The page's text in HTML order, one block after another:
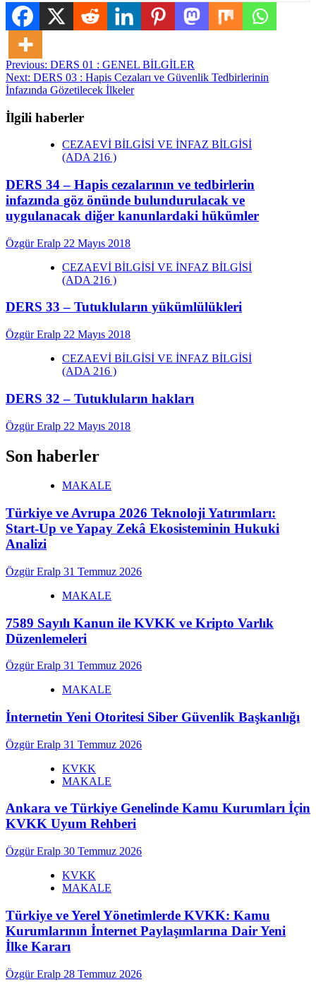
Post
navigation
Previous: DERS 01 : GENEL BİLGİLER
Next: DERS 03 : Hapis Cezaları ve Güvenlik Tedbirlerinin
İnfazında Gözetilecek İlkeler
İlgili haberler
CEZAEVİ BİLGİSİ VE İNFAZ BİLGİSİ
(ADA 216 )
DERS 34 – Hapis cezalarının ve tedbirlerin
infazında göz önünde bulundurulacak ve
uygulanacak diğer kanunlardaki hükümler
Özgür Eralp 22 Mayıs 2018
CEZAEVİ BİLGİSİ VE İNFAZ BİLGİSİ
(ADA 216 )
DERS 33 – Tutukluların yükümlülükleri
Özgür Eralp 22 Mayıs 2018
CEZAEVİ BİLGİSİ VE İNFAZ BİLGİSİ
(ADA 216 )
DERS 32 – Tutukluların hakları
Özgür Eralp 22 Mayıs 2018
Son haberler
MAKALE
Türkiye ve Avrupa 2026 Teknoloji Yatırımları:
Start-Up ve Yapay Zekâ Ekosisteminin Hukuki
Analizi
Özgür Eralp 31 Temmuz 2026
MAKALE
7589 Sayılı Kanun ile KVKK ve Kripto Varlık
Düzenlemeleri
Özgür Eralp 31 Temmuz 2026
MAKALE
İnternetin Yeni Otoritesi Siber Güvenlik Başkanlığı
Özgür Eralp 31 Temmuz 2026
KVKK
MAKALE
Ankara ve Türkiye Genelinde Kamu Kurumları İçin
KVKK Uyum Rehberi
Özgür Eralp 30 Temmuz 2026
KVKK
MAKALE
Türkiye ve Yerel Yönetimlerde KVKK: Kamu
Kurumlarının İnternet Paylaşımlarına Dair Yeni
İlke Kararı
Özgür Eralp 28 Temmuz 2026